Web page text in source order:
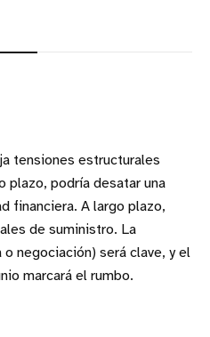
tensiones estructurales
plazo, podría desatar una
financiera. A largo plazo,
de suministro. La
negociación) será clave, y el
marcará el rumbo.